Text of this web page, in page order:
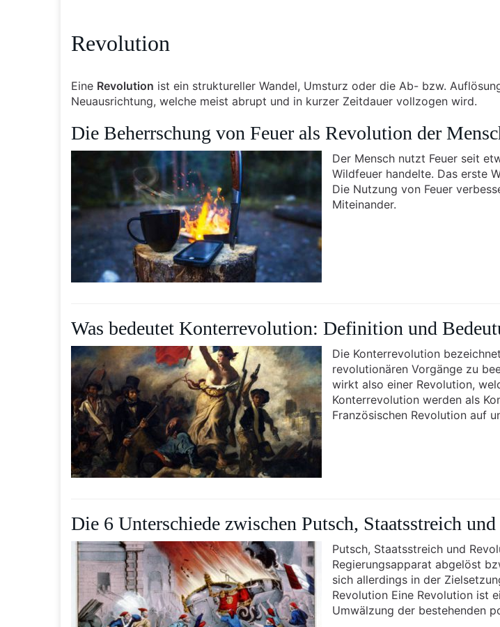
Revolution
Eine Revolution ist ein struktureller Wandel, Umsturz oder die Ab- bzw.
Neuausrichtung, welche meist abrupt und in kurzer Zeitdauer vollzogen wird.
Die Beherrschung von Feuer als Revolution der
Der Mensch nutzt Feuer seit
Wildfeuer handelte. Das erste
Die Nutzung von Feuer
Miteinander.
Was bedeutet Konterrevolution: Definition und
Die Konterrevolution
revolutionären Vorgänge zu
wirkt also einer Revolution,
Konterrevolution werden als
Französischen Revolution auf
Die 6 Unterschiede zwischen Putsch, Staatsstreich
Putsch, Staatsstreich und
Regierungsapparat abgelöst
sich allerdings in der
Revolution Eine Revolution ist
Umwälzung der bestehenden